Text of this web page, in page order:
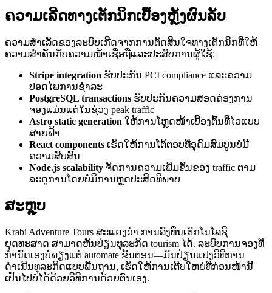
ຄວາມເລີດທາງເຕັກນິກເບື້ອງຫຼັງຜົນລັບ
ຄວາມສຳເລັດຂອງລະບົບເກີດຈາກການຕັດສິນໃຈທາງເຕັກນິກທີ່ໃຫ້
ຄວາມສຳຄັນກັບຄວາມໜ້າເຊື່ອຖືແລະປະສົບການຜູ້ໃຊ້:
Stripe integration ຮັບປະກັນ PCI compliance ແລະຄວາມ
ປອດໄພການຊຳລະ
PostgreSQL transactions ຮັບປະກັນຄວາມສອດຄ່ອງການ
ຈອງແມ່ນແຕ່ໃນຊ່ວງ peak traffic
Astro static generation ໃຫ້ການໂຫຼດໜ້າເບື້ອງຕົ້ນທີ່ໄວແບບ
ສາຍຟ້າ
React components ເຮັດໃຫ້ການໂຕ້ຕອບທີ່ອຸດົມສົມບູນບໍ່ມີ
ຄວາມສັບສົນ
Node.js scalability ຈັດການຄວາມເພີ່ມຂຶ້ນຂອງ traffic ຕາມ
ລະດູການໂດຍບໍ່ມີການຫຼຸດປະສິດທິພາບ
ສະຫຼຸບ
Krabi Adventure Tours ສະແດງວ່າ ການລົງທຶນເຕັກໂນໂລຊີ
ຍຸດທະສາດ ສາມາດຫັນປ່ຽນທຸລະກິດ tourism ໄດ້. ລະບົບການຈອງທີ່
ກຳນົດເອງບໍ່ພຽງແຕ່ automate ຂັ້ນຕອນ—ມັນປ່ຽນແປງວິທີການ
ດຳເນີນທຸລະກິດແບບພື້ນຖານ, ເຮັດໃຫ້ການເຕີບໃຫຍ່ທີ່ກ່ອນໜ້ານີ້
ເປັນໄປບໍ່ໄດ້ດ້ວຍວິທີການດ້ວຍຕົນເອງ.